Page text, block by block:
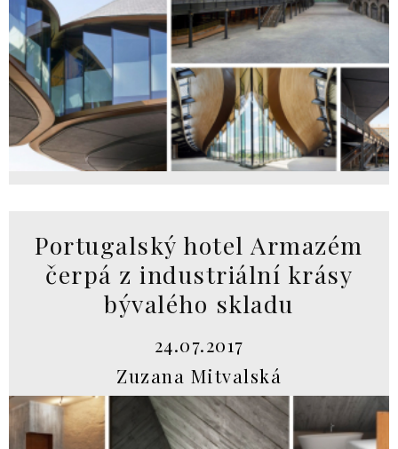
Portugalský hotel Armazém
čerpá z industriální krásy
bývalého skladu
24.07.2017
Zuzana Mitvalská